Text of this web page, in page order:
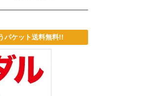
パケット送料無料!!